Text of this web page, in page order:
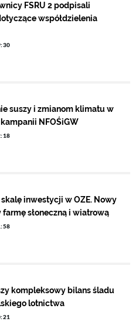
FSRU 2 podpisali
współdzielenia
suszy i zmianom klimatu w
NFOŚiGW
inwestycji w OZE. Nowy
farmę słoneczną i wiatrową
kompleksowy bilans śladu
lotnictwa